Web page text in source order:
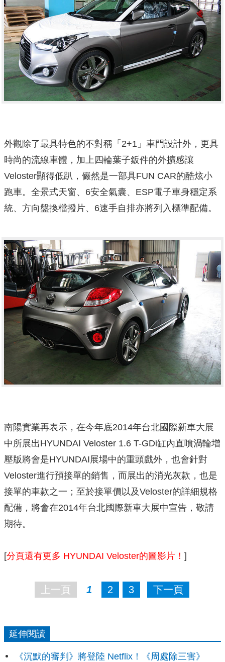
外觀除了最具特色的不對稱「2+1」車門設計外，更具
時尚的流線車體，加上四輪葉子鈑件的外擴感讓
Veloster顯得低趴，儼然是一部具FUN CAR的酷炫小
跑車。全景式天窗、6安全氣囊、ESP電子車身穩定系
統、方向盤換檔撥片、6速手自排亦將列入標準配備。
南陽實業再表示，在今年底2014年台北國際新車大展
中所展出HYUNDAI Veloster 1.6 T-GDi缸內直噴渦輪增
壓版將會是HYUNDAI展場中的重頭戲外，也會針對
Veloster進行預接單的銷售，而展出的消光灰款，也是
接單的車款之一；至於接單價以及Veloster的詳細規格
配備，將會在2014年台北國際新車大展中宣告，敬請
期待。
[分頁還有更多 HYUNDAI Veloster的圖影片！ ]
上一頁 1 2 3 下一頁
延伸閱讀
《沉默的審判》將登陸 Netflix！《周處除三害》